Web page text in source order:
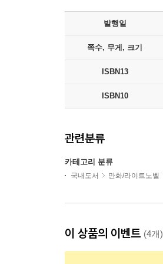
발행일
쪽수, 무게, 크기
ISBN13
ISBN10
관련분류
카테고리 분류
국내도서 만화/라이트노벨
이 상품의 이벤트 (4개)